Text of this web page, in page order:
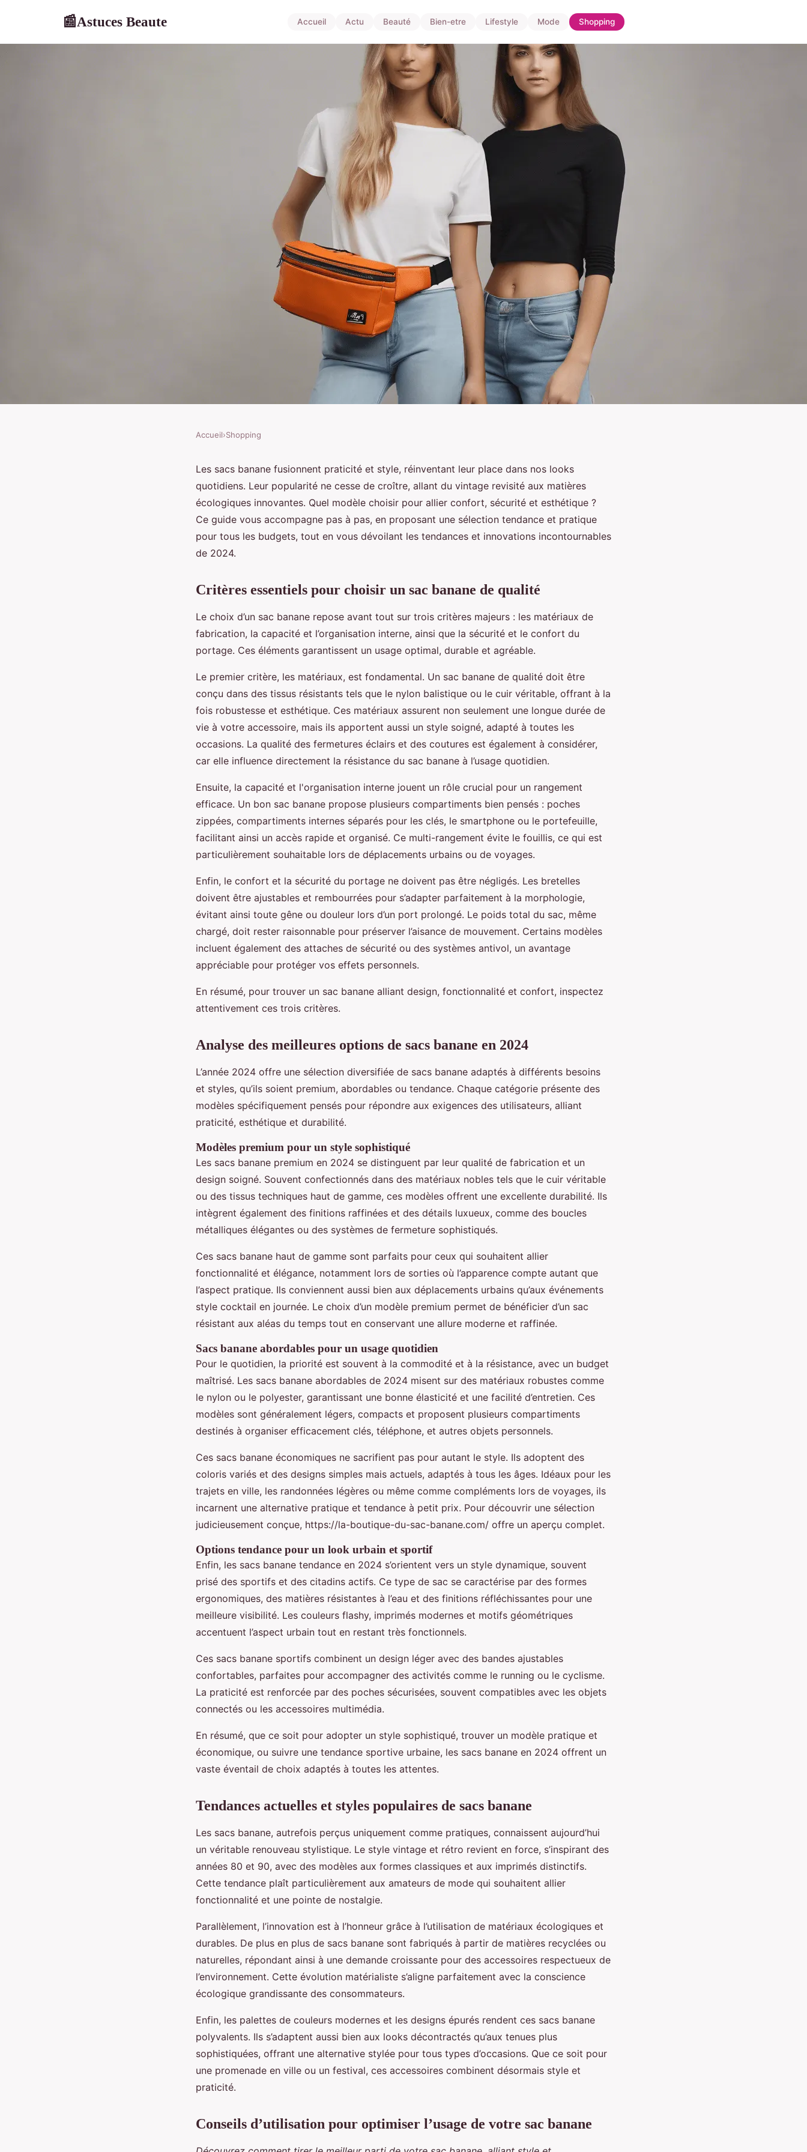
📰Astuces Beaute Accueil Actu Beauté Bien-etre Lifestyle Mode Shopping
Les meilleurs sacs banane : guide d'achat
tendance et pratique
Accueil›Shopping
Les sacs banane fusionnent praticité et style, réinventant leur place dans nos looks
quotidiens. Leur popularité ne cesse de croître, allant du vintage revisité aux matières
écologiques innovantes. Quel modèle choisir pour allier confort, sécurité et esthétique ?
Ce guide vous accompagne pas à pas, en proposant une sélection tendance et pratique
pour tous les budgets, tout en vous dévoilant les tendances et innovations incontournables
de 2024.
Critères essentiels pour choisir un sac banane de qualité
Le choix d’un sac banane repose avant tout sur trois critères majeurs : les matériaux de
fabrication, la capacité et l’organisation interne, ainsi que la sécurité et le confort du
portage. Ces éléments garantissent un usage optimal, durable et agréable.
Le premier critère, les matériaux, est fondamental. Un sac banane de qualité doit être
conçu dans des tissus résistants tels que le nylon balistique ou le cuir véritable, offrant à la
fois robustesse et esthétique. Ces matériaux assurent non seulement une longue durée de
vie à votre accessoire, mais ils apportent aussi un style soigné, adapté à toutes les
occasions. La qualité des fermetures éclairs et des coutures est également à considérer,
car elle influence directement la résistance du sac banane à l’usage quotidien.
Ensuite, la capacité et l'organisation interne jouent un rôle crucial pour un rangement
efficace. Un bon sac banane propose plusieurs compartiments bien pensés : poches
zippées, compartiments internes séparés pour les clés, le smartphone ou le portefeuille,
facilitant ainsi un accès rapide et organisé. Ce multi-rangement évite le fouillis, ce qui est
particulièrement souhaitable lors de déplacements urbains ou de voyages.
Enfin, le confort et la sécurité du portage ne doivent pas être négligés. Les bretelles
doivent être ajustables et rembourrées pour s’adapter parfaitement à la morphologie,
évitant ainsi toute gêne ou douleur lors d’un port prolongé. Le poids total du sac, même
chargé, doit rester raisonnable pour préserver l’aisance de mouvement. Certains modèles
incluent également des attaches de sécurité ou des systèmes antivol, un avantage
appréciable pour protéger vos effets personnels.
En résumé, pour trouver un sac banane alliant design, fonctionnalité et confort, inspectez
attentivement ces trois critères.
Analyse des meilleures options de sacs banane en 2024
L’année 2024 offre une sélection diversifiée de sacs banane adaptés à différents besoins
et styles, qu’ils soient premium, abordables ou tendance. Chaque catégorie présente des
modèles spécifiquement pensés pour répondre aux exigences des utilisateurs, alliant
praticité, esthétique et durabilité.
Modèles premium pour un style sophistiqué
Les sacs banane premium en 2024 se distinguent par leur qualité de fabrication et un
design soigné. Souvent confectionnés dans des matériaux nobles tels que le cuir véritable
ou des tissus techniques haut de gamme, ces modèles offrent une excellente durabilité. Ils
intègrent également des finitions raffinées et des détails luxueux, comme des boucles
métalliques élégantes ou des systèmes de fermeture sophistiqués.
Ces sacs banane haut de gamme sont parfaits pour ceux qui souhaitent allier
fonctionnalité et élégance, notamment lors de sorties où l’apparence compte autant que
l’aspect pratique. Ils conviennent aussi bien aux déplacements urbains qu’aux événements
style cocktail en journée. Le choix d’un modèle premium permet de bénéficier d’un sac
résistant aux aléas du temps tout en conservant une allure moderne et raffinée.
Sacs banane abordables pour un usage quotidien
Pour le quotidien, la priorité est souvent à la commodité et à la résistance, avec un budget
maîtrisé. Les sacs banane abordables de 2024 misent sur des matériaux robustes comme
le nylon ou le polyester, garantissant une bonne élasticité et une facilité d’entretien. Ces
modèles sont généralement légers, compacts et proposent plusieurs compartiments
destinés à organiser efficacement clés, téléphone, et autres objets personnels.
Ces sacs banane économiques ne sacrifient pas pour autant le style. Ils adoptent des
coloris variés et des designs simples mais actuels, adaptés à tous les âges. Idéaux pour les
trajets en ville, les randonnées légères ou même comme compléments lors de voyages, ils
incarnent une alternative pratique et tendance à petit prix. Pour découvrir une sélection
judicieusement conçue, https://la-boutique-du-sac-banane.com/ offre un aperçu complet.
Options tendance pour un look urbain et sportif
Enfin, les sacs banane tendance en 2024 s’orientent vers un style dynamique, souvent
prisé des sportifs et des citadins actifs. Ce type de sac se caractérise par des formes
ergonomiques, des matières résistantes à l’eau et des finitions réfléchissantes pour une
meilleure visibilité. Les couleurs flashy, imprimés modernes et motifs géométriques
accentuent l’aspect urbain tout en restant très fonctionnels.
Ces sacs banane sportifs combinent un design léger avec des bandes ajustables
confortables, parfaites pour accompagner des activités comme le running ou le cyclisme.
La praticité est renforcée par des poches sécurisées, souvent compatibles avec les objets
connectés ou les accessoires multimédia.
En résumé, que ce soit pour adopter un style sophistiqué, trouver un modèle pratique et
économique, ou suivre une tendance sportive urbaine, les sacs banane en 2024 offrent un
vaste éventail de choix adaptés à toutes les attentes.
Tendances actuelles et styles populaires de sacs banane
Les sacs banane, autrefois perçus uniquement comme pratiques, connaissent aujourd’hui
un véritable renouveau stylistique. Le style vintage et rétro revient en force, s’inspirant des
années 80 et 90, avec des modèles aux formes classiques et aux imprimés distinctifs.
Cette tendance plaît particulièrement aux amateurs de mode qui souhaitent allier
fonctionnalité et une pointe de nostalgie.
Parallèlement, l’innovation est à l’honneur grâce à l’utilisation de matériaux écologiques et
durables. De plus en plus de sacs banane sont fabriqués à partir de matières recyclées ou
naturelles, répondant ainsi à une demande croissante pour des accessoires respectueux de
l’environnement. Cette évolution matérialiste s’aligne parfaitement avec la conscience
écologique grandissante des consommateurs.
Enfin, les palettes de couleurs modernes et les designs épurés rendent ces sacs banane
polyvalents. Ils s’adaptent aussi bien aux looks décontractés qu’aux tenues plus
sophistiquées, offrant une alternative stylée pour tous types d’occasions. Que ce soit pour
une promenade en ville ou un festival, ces accessoires combinent désormais style et
praticité.
Conseils d’utilisation pour optimiser l’usage de votre sac banane